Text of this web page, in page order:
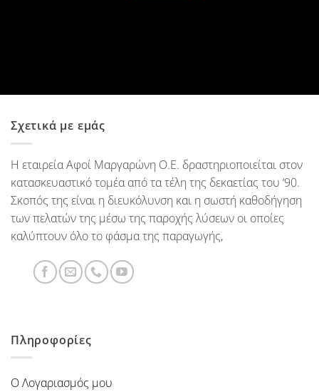
Σχετικά με εμάς
Η εταιρεία Αφοί Μαργαρώνη Ο.Ε. δραστηριοποιείται στον
κατασκευαστικό τομέα από τα τέλη της δεκαετίας του ‘90.
Σκοπός της είναι η διευκόλυνση και η σωστή καθοδήγηση
των πελατών της μέσω της παροχής λύσεων οι οποίες
καλύπτουν όλο το φάσμα της παραγωγής,
Πληροφορίες
Ο Λογαριασμός μου